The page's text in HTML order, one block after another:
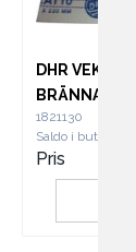
DHR VEKE FÖR
BRÄNNARE
1821130
Saldo i butik
Pris